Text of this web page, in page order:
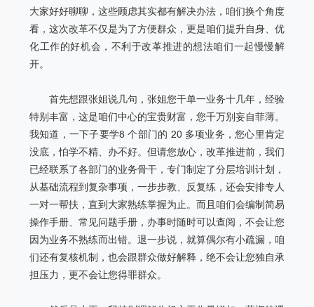
大家好好聊聊，这些顾虑其实都有解决办法，咱们换个角度
看，这次改革不仅是为了方便群众，更是咱们提升自身、优
化工作的好机会，不利于改革推进的想法咱们一起慢慢解
开。
首先想跟张姐说几句，张姐您干单一业务十几年，经验
特别丰富，这是咱们中心的宝贵财富，您千万别妄自菲薄。
我知道，一下子要学8 个部门的 20 多项业务，您心里肯定
没底，怕学不精、办不好。但请您放心，改革推进前，我们
已经联系了各部门的业务骨干，专门制定了分层培训计划，
从基础流程到复杂事项，一步步教、反复练，还会安排专人
一对一帮扶，直到大家熟练掌握为止。而且咱们会编制简易
操作手册、常见问题手册，办事时随时可以查阅，不会让您
因为业务不熟练而出错。退一步说，就算偶尔有小疏漏，咱
们还有复核机制，也会跟群众做好解释，绝不会让您独自承
担压力，更不会让您得罪群众。